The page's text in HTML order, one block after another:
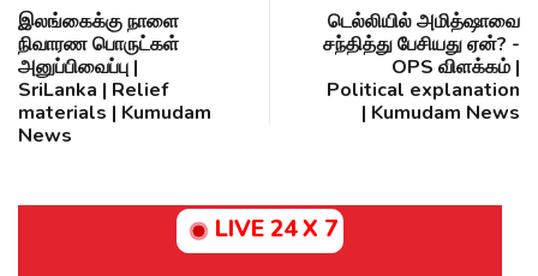
இலங்கைக்கு நாளை
நிவாரண பொருட்கள்
அனுப்பிவைப்பு |
SriLanka | Relief
materials | Kumudam
News
டெல்லியில் அமித்ஷாவை
சந்தித்து பேசியது ஏன்? -
OPS விளக்கம் |
Political explanation
| Kumudam News
LIVE 24 X 7